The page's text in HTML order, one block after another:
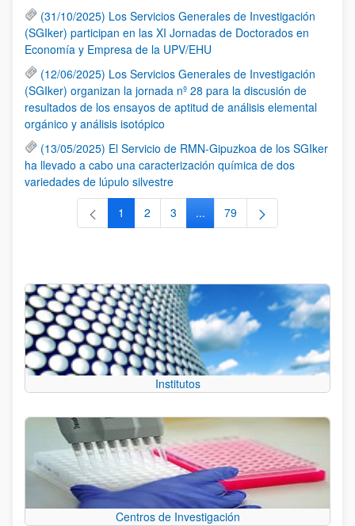
(31/10/2025) Los Servicios Generales de Investigación
(SGIker) participan en las XI Jornadas de Doctorados en
Economía y Empresa de la UPV/EHU
(12/06/2025) Los Servicios Generales de Investigación
(SGIker) organizan la jornada nº 28 para la discusión de
resultados de los ensayos de aptitud de análisis elemental
orgánico y análisis isotópico
(13/05/2025) El Servicio de RMN-Gipuzkoa de los SGIker
ha llevado a cabo una caracterización química de dos
variedades de lúpulo silvestre
Página
1 Página
2 Página
3 ...Páginas intermedias Use TAB
Página
79
Institutos
Centros de Investigación